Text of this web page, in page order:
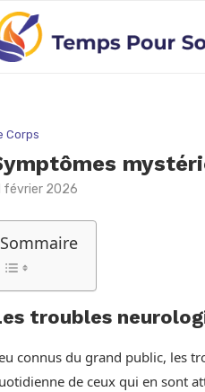
Corps
février 2026
Sommaire
troubles
connus du grand public, les
de ceux qui en sont